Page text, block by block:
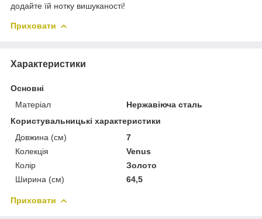
додайте їй нотку вишуканості!
Приховати
Характеристики
Основні
Матеріал
Нержавіюча сталь
Користувальницькі характеристики
Довжина (см)
7
Колекція
Venus
Колір
Золото
Ширина (см)
64,5
Приховати